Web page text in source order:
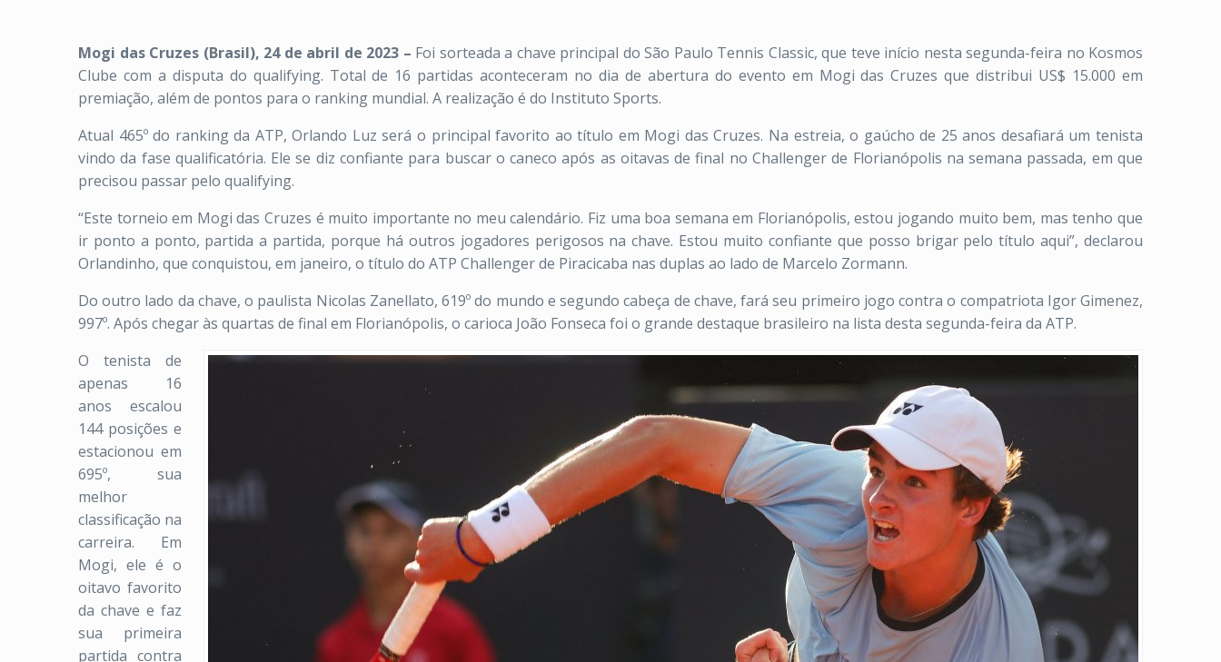
Mogi das Cruzes (Brasil), 24 de abril de 2023 – Foi sorteada a chave principal do São Paulo Tennis Classic, que teve início nesta segunda-feira no Kosmos
Clube com a disputa do qualifying. Total de 16 partidas aconteceram no dia de abertura do evento em Mogi das Cruzes que distribui US$ 15.000 em
premiação, além de pontos para o ranking mundial. A realização é do Instituto Sports.
Atual 465º do ranking da ATP, Orlando Luz será o principal favorito ao título em Mogi das Cruzes. Na estreia, o gaúcho de 25 anos desafiará um tenista
vindo da fase qualificatória. Ele se diz confiante para buscar o caneco após as oitavas de final no Challenger de Florianópolis na semana passada, em que
precisou passar pelo qualifying.
“Este torneio em Mogi das Cruzes é muito importante no meu calendário. Fiz uma boa semana em Florianópolis, estou jogando muito bem, mas tenho que
ir ponto a ponto, partida a partida, porque há outros jogadores perigosos na chave. Estou muito confiante que posso brigar pelo título aqui”, declarou
Orlandinho, que conquistou, em janeiro, o título do ATP Challenger de Piracicaba nas duplas ao lado de Marcelo Zormann.
Do outro lado da chave, o paulista Nicolas Zanellato, 619º do mundo e segundo cabeça de chave, fará seu primeiro jogo contra o compatriota Igor Gimenez,
997º. Após chegar às quartas de final em Florianópolis, o carioca João Fonseca foi o grande destaque brasileiro na lista desta segunda-feira da ATP.
O tenista de
apenas 16
anos escalou
144 posições e
estacionou em
695º, sua
melhor
classificação na
carreira. Em
Mogi, ele é o
oitavo favorito
da chave e faz
sua primeira
partida contra